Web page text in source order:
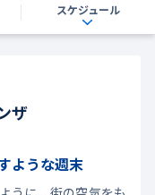
スケジュール
ザ
ような週末